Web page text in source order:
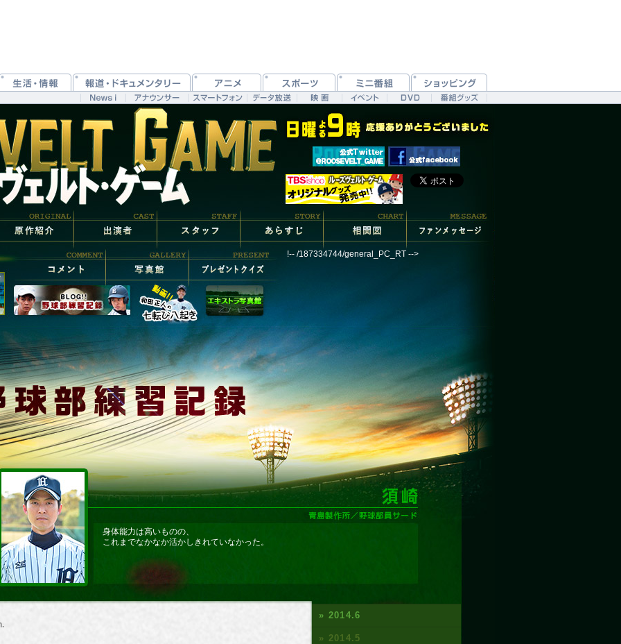
!-- /187334744/general_PC_RT -->
身体能力は高いものの、
これまでなかなか活かしきれていなかった。
» 2014.6
» 2014.5